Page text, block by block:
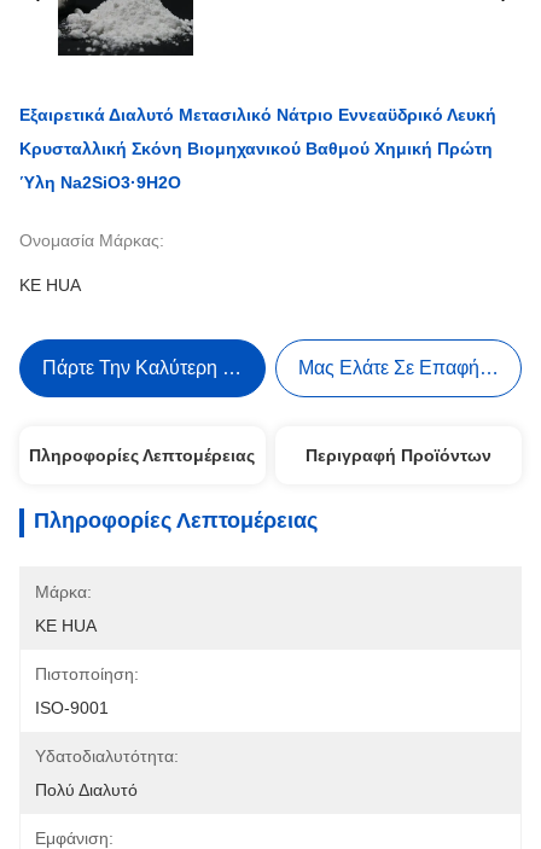
Εξαιρετικά Διαλυτό Μετασιλικό Νάτριο Εννεαϋδρικό Λευκή
Κρυσταλλική Σκόνη Βιομηχανικού Βαθμού Χημική Πρώτη
Ύλη Na2SiO3·9H2O
Ονομασία Μάρκας:
KE HUA
Πάρτε Την Καλύτερη Τιμή Μας Ελάτε Σε Επαφή Με
Πληροφορίες Λεπτομέρειας Περιγραφή Προϊόντων
Πληροφορίες Λεπτομέρειας
Μάρκα:
KE HUA
Πιστοποίηση:
ISO-9001
Υδατοδιαλυτότητα:
Πολύ Διαλυτό
Εμφάνιση: